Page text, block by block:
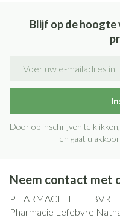
Blijf op de hoogte
Door op inschrijven te
en gaat u
Neem contact met
PHARMACIE LEFEBVRE
Pharmacie Lefebvre